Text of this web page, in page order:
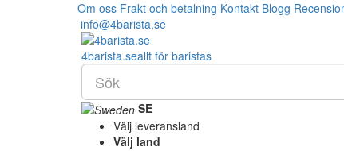
Om oss Frakt och betalning Kontakt Blogg
info@4barista.se
4barista.seallt för baristas
SE
Välj leveransland
Välj land